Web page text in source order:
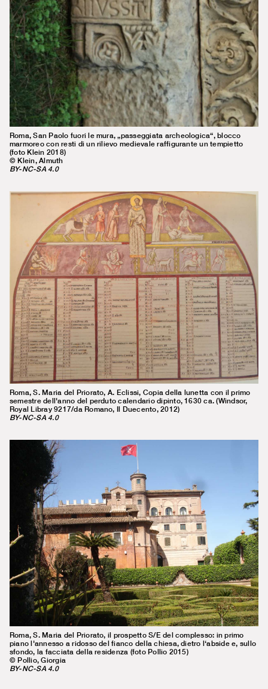
Roma, San Paolo fuori le mura, „passeggiata archeologica“, blocco
marmoreo con resti di un rilievo medievale raffigurante un tempietto
(foto Klein 2018)
© Klein, Almuth
BY-NC-SA 4.0
Roma, S. Maria del Priorato, A. Eclissi, Copia della lunetta con il primo
semestre dell'anno del perduto calendario dipinto, 1630 ca. (Windsor,
Royal Libray 9217/da Romano, Il Duecento, 2012)
BY-NC-SA 4.0
Roma, S. Maria del Priorato, il prospetto S/E del complesso: in primo
piano l'annesso a ridosso del fianco della chiesa, dietro l‘abside e, sullo
sfondo, la facciata della residenza (foto Pollio 2015)
© Pollio, Giorgia
BY-NC-SA 4.0